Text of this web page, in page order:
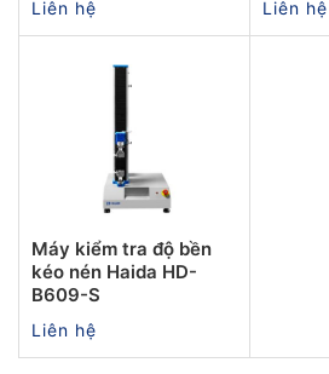
Liên hệ Liên hệ
Máy kiểm tra độ bền
kéo nén Haida HD-
B609-S
Liên hệ